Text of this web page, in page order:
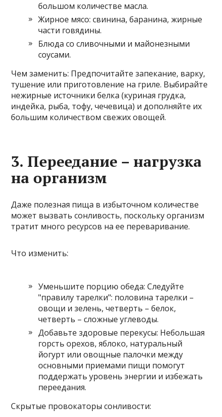
большом количестве масла.
Жирное мясо: свинина, баранина, жирные
части говядины.
Блюда со сливочными и майонезными
соусами.
Чем заменить: Предпочитайте запекание, варку,
тушение или приготовление на гриле. Выбирайте
нежирные источники белка (куриная грудка,
индейка, рыба, тофу, чечевица) и дополняйте их
большим количеством свежих овощей.
3. Переедание – нагрузка
на организм
Даже полезная пища в избыточном количестве
может вызвать сонливость, поскольку организм
тратит много ресурсов на ее переваривание.
Что изменить:
Уменьшите порцию обеда: Следуйте
"правилу тарелки": половина тарелки –
овощи и зелень, четверть – белок,
четверть – сложные углеводы.
Добавьте здоровые перекусы: Небольшая
горсть орехов, яблоко, натуральный
йогурт или овощные палочки между
основными приемами пищи помогут
поддержать уровень энергии и избежать
переедания.
Скрытые провокаторы сонливости: